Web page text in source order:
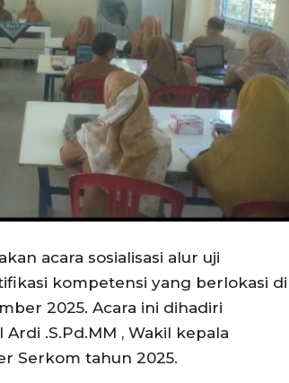
acara sosialisasi alur uji
kompetensi yang berlokasi di
2025. Acara ini dihadiri
.S.Pd.MM , Wakil kepala
Serkom tahun 2025.